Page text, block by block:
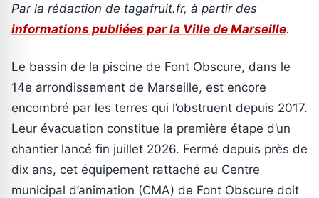
Par la rédaction de tagafruit.fr, à partir des
informations publiées par la Ville de Marseille.
Le bassin de la piscine de Font Obscure, dans le
14e arrondissement de Marseille, est encore
encombré par les terres qui l’obstruent depuis 2017.
Leur évacuation constitue la première étape d’un
chantier lancé fin juillet 2026. Fermé depuis près de
dix ans, cet équipement rattaché au Centre
municipal d’animation (CMA) de Font Obscure doit